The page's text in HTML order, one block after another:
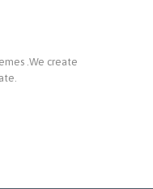
.We create